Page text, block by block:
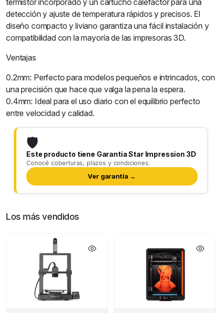
termistor incorporado y un cartucho calefactor para una
detección y ajuste de temperatura rápidos y precisos. El
diseño compacto y liviano garantiza una fácil instalación y
compatibilidad con la mayoría de las impresoras 3D.
Ventajas
0.2mm: Perfecto para modelos pequeños e intrincados, con
una precisión que hace que valga la pena la espera.
0.4mm: Ideal para el uso diario con el equilibrio perfecto
entre velocidad y calidad.
🛡️
Este producto tiene Garantía Star Impression 3D
Conocé coberturas, plazos y condiciones.
Ver garantía →
Los más vendidos